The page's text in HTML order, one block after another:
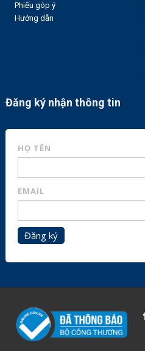
Phiếu góp ý
Hướng dẫn
Đăng ký nhận thông tin
HỌ TÊN
EMAIL
Đăng ký